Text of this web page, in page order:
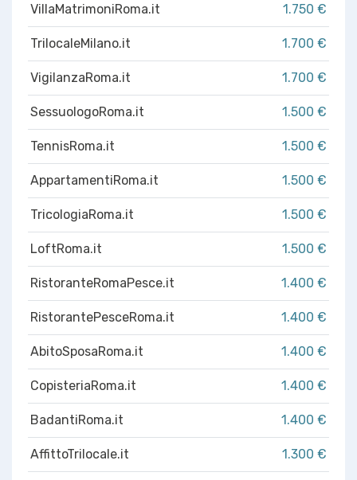
VillaMatrimoniRoma.it 1.750 €
TrilocaleMilano.it 1.700 €
VigilanzaRoma.it 1.700 €
SessuologoRoma.it 1.500 €
TennisRoma.it 1.500 €
AppartamentiRoma.it 1.500 €
TricologiaRoma.it 1.500 €
LoftRoma.it 1.500 €
RistoranteRomaPesce.it 1.400 €
RistorantePesceRoma.it 1.400 €
AbitoSposaRoma.it 1.400 €
CopisteriaRoma.it 1.400 €
BadantiRoma.it 1.400 €
AffittoTrilocale.it 1.300 €